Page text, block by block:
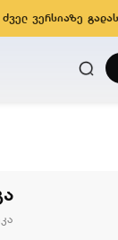
ძველ ვერსიაზე